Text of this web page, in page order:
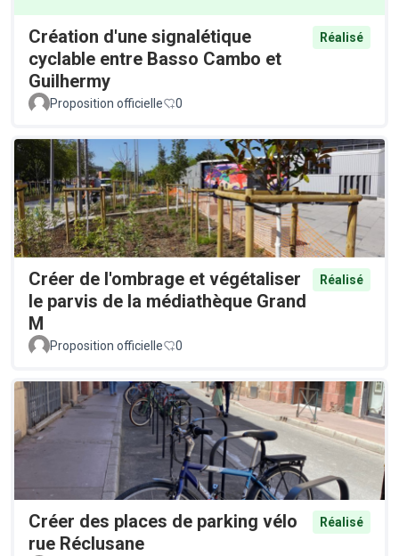
Création d'une signalétique
cyclable entre Basso Cambo et
Guilhermy
Réalisé
Proposition officielle 0
Créer de l'ombrage et végétaliser
le parvis de la médiathèque Grand
M
Réalisé
Proposition officielle 0
Créer des places de parking vélo
rue Réclusane
Réalisé